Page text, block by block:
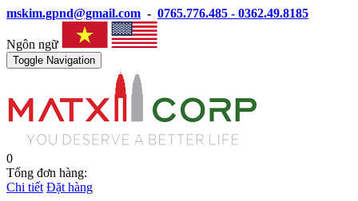
mskim.gpnd@gmail.com - 0765.776.485 - 0362.49.8185
Ngôn ngữ
Toggle Navigation
0
Tổng đơn hàng:
Chi tiết Đặt hàng